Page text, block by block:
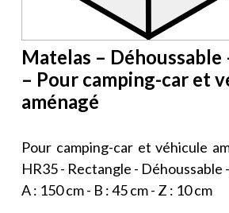
Matelas –
– Pour camping-car et
aménagé
Pour camping-car et véhicule
HR35 - Rectangle - Déhoussable
A : 150 cm - B : 45 cm - Z : 10 cm